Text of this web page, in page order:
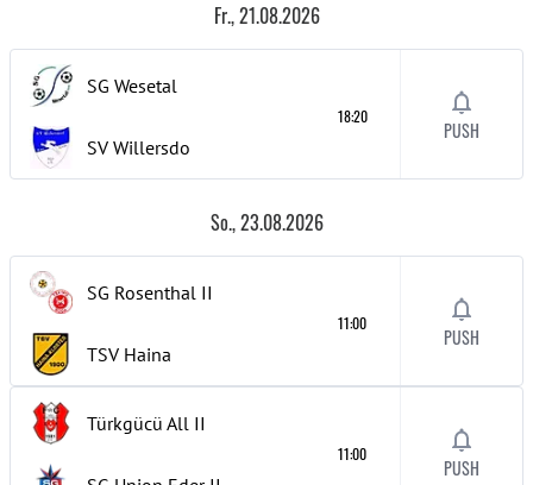
Fr., 21.08.2026
SG Wesetal
SV Willersdo
18:20
PUSH
So., 23.08.2026
SG Rosenthal II
TSV Haina
11:00
PUSH
Türkgücü All II
11:00
PUSH